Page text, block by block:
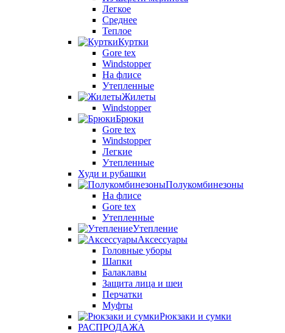
Легкое
Среднее
Теплое
Куртки
Gore tex
Windstopper
На флисе
Утепленные
Жилеты
Windstopper
Брюки
Gore tex
Windstopper
Легкие
Утепленные
Худи и рубашки
Полукомбинезоны
На флисе
Gore tex
Утепленные
Утепление
Аксессуары
Головные уборы
Шапки
Балаклавы
Защита лица и шеи
Перчатки
Муфты
Рюкзаки и сумки
РАСПРОДАЖА